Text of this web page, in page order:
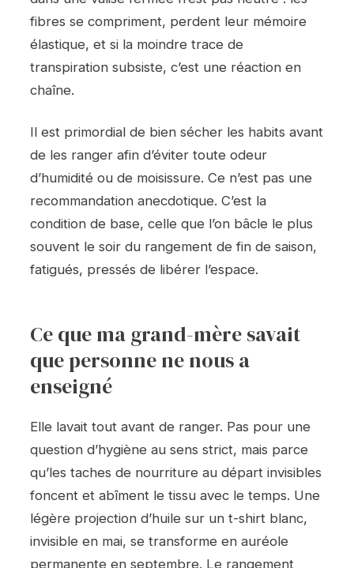
fibres se compriment, perdent leur mémoire
élastique, et si la moindre trace de
transpiration subsiste, c’est une réaction en
chaîne.
Il est primordial de bien sécher les habits avant
de les ranger afin d’éviter toute odeur
d’humidité ou de moisissure. Ce n’est pas une
recommandation anecdotique. C’est la
condition de base, celle que l’on bâcle le plus
souvent le soir du rangement de fin de saison,
fatigués, pressés de libérer l’espace.
Ce que ma grand-mère savait
que personne ne nous a
enseigné
Elle lavait tout avant de ranger. Pas pour une
question d’hygiène au sens strict, mais parce
qu’les taches de nourriture au départ invisibles
foncent et abîment le tissu avec le temps. Une
légère projection d’huile sur un t-shirt blanc,
invisible en mai, se transforme en auréole
permanente en septembre. Le rangement